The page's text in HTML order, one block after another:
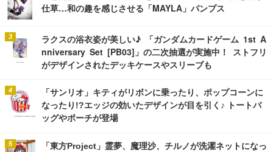
仕草…和の趣を感じさせる「MAYLA」パンプス
ラクスの浴衣姿が美しい♪ 「ガンダムカードゲーム 1st A
nniversary Set [PB03]」の二次抽選が実施中！ ストフリ
がデザインされたデッキケースやスリーブも
「サンリオ」キティがリボンに乗ったり、ポップコーンに
なったり!?エッジの効いたデザインが目を引く♪ トートバ
ッグやポーチが登場
「東方Project」霊夢、魔理沙、チルノが洗濯ネットになっ